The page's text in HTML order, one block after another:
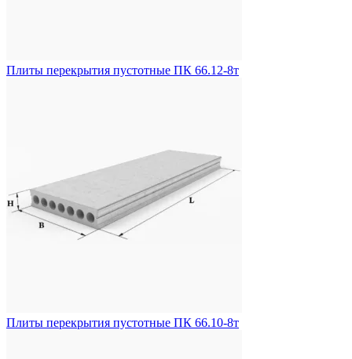
Плиты перекрытия пустотные ПК 66.12-8т
Плиты перекрытия пустотные ПК 66.10-8т